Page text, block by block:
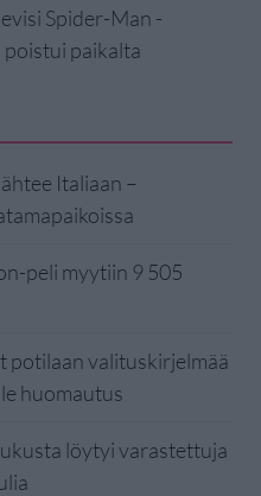
Spider-Man -
poistui paikalta
Italiaan –
peli myytiin 9 505
potilaan valituskirjelmää
huomautus
löytyi varastettuja